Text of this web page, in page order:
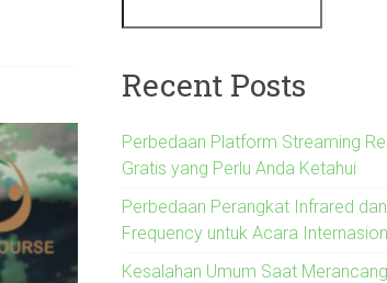
Recent Posts
Perbedaan Platform Streaming
Gratis yang Perlu Anda Ketahui
Perbedaan Perangkat Infrared
Frequency untuk Acara
Kesalahan Umum Saat